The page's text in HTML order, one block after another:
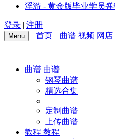
浮游 - 黄金版毕业学员弹
登录 | 注册
Menu 首页 曲谱 视频 网店
曲谱 曲谱
钢琴曲谱
精选合集
定制曲谱
上传曲谱
教程 教程